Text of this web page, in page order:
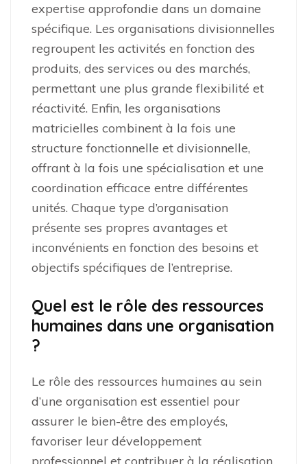
expertise approfondie dans un domaine
spécifique. Les organisations divisionnelles
regroupent les activités en fonction des
produits, des services ou des marchés,
permettant une plus grande flexibilité et
réactivité. Enfin, les organisations
matricielles combinent à la fois une
structure fonctionnelle et divisionnelle,
offrant à la fois une spécialisation et une
coordination efficace entre différentes
unités. Chaque type d’organisation
présente ses propres avantages et
inconvénients en fonction des besoins et
objectifs spécifiques de l’entreprise.
Quel est le rôle des ressources
humaines dans une organisation
?
Le rôle des ressources humaines au sein
d’une organisation est essentiel pour
assurer le bien-être des employés,
favoriser leur développement